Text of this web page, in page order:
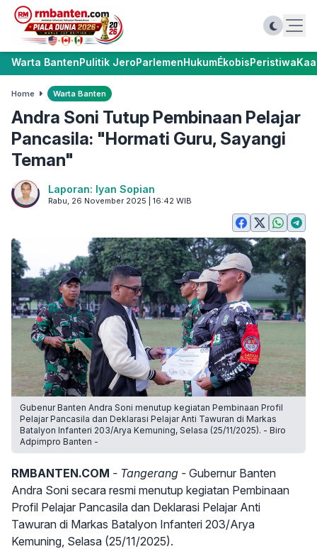
Warta BantenPulitik JeroParlemenHukumÉkobisPeristiwa
Home Warta Banten
Andra Soni Tutup Pembinaan Pelajar
Pancasila: "Hormati Guru, Sayangi
Teman"
Laporan: Iyan Sopian
Rabu, 26 November 2025 | 16:42 WIB
Gubenur Banten Andra Soni menutup kegiatan Pembinaan Profil
Pelajar Pancasila dan Deklarasi Pelajar Anti Tawuran di Markas
Batalyon Infanteri 203/Arya Kemuning, Selasa (25/11/2025). - Biro
Adpimpro Banten -
RMBANTEN.COM - Tangerang - Gubernur Banten
Andra Soni secara resmi menutup kegiatan Pembinaan
Profil Pelajar Pancasila dan Deklarasi Pelajar Anti
Tawuran di Markas Batalyon Infanteri 203/Arya
Kemuning, Selasa (25/11/2025).